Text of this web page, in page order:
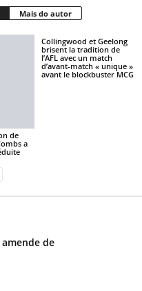
Mais do autor
de
a
Collingwood et Geelong
brisent la tradition de
l’AFL avec un match
d’avant-match « unique »
avant le blockbuster MCG
de